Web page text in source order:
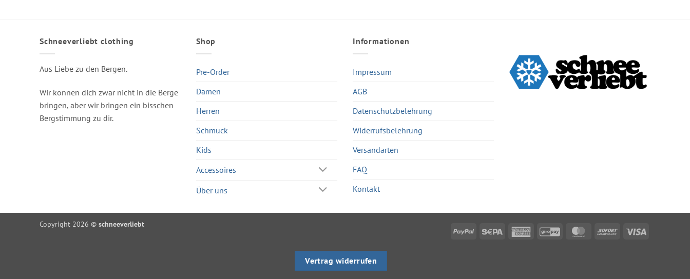
Schneeverliebt clothing
Aus Liebe zu den Bergen.
Wir können dich zwar nicht in die Berge
bringen, aber wir bringen ein bisschen
Bergstimmung zu dir.
Shop
Pre-Order
Damen
Herren
Schmuck
Kids
Accessoires
Über uns
Informationen
Impressum
AGB
Datenschutzbelehrung
Widerrufsbelehrung
Versandarten
FAQ
Kontakt
PayPal Sepa
AmericanGiroPay MasterCardSofort
Copyright 2026 © schneeverliebt
Vertrag widerrufen